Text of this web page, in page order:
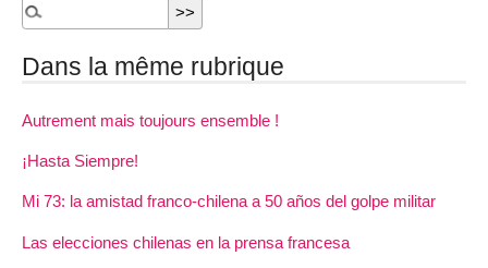
Dans la même rubrique
Autrement mais toujours ensemble !
¡Hasta Siempre!
Mi 73: la amistad franco-chilena a 50 años del golpe militar
Las elecciones chilenas en la prensa francesa